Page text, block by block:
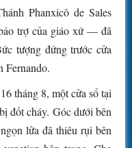
Phanxicô de Sales
trợ của giáo xứ — đã
tượng đứng trước cửa
Fernando.
tháng 8, một cửa sổ tại
đốt cháy. Góc dưới bên
lửa đã thiêu rụi bên